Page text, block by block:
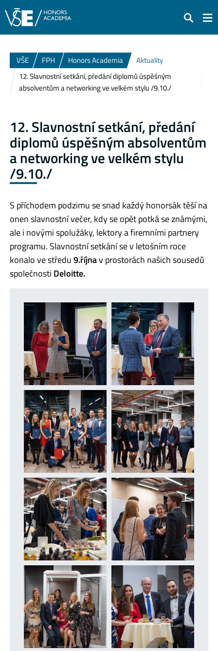
Hledat
VŠE FPH Honors Academia
Aktuality
12. Slavnostní setkání, předání diplomů úspěšným
absolventům a networking ve velkém stylu /9.10./
12. Slavnostní setkání, předání
diplomů úspěšným absolventům
a networking ve velkém stylu
/9.10./
S příchodem podzimu se snad každý honorsák těší na
onen slavnostní večer, kdy se opět potká se známými,
ale i novými spolužáky, lektory a firemními partnery
programu. Slavnostní setkání se v letošním roce
konalo ve středu9.říjnav prostorách našich sousedů
společnosti Deloitte.